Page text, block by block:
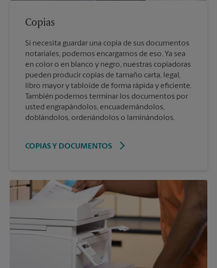
Copias
Si necesita guardar una copia de sus documentos
notariales, podemos encargarnos de eso. Ya sea
en color o en blanco y negro, nuestras copiadoras
pueden producir copias de tamaño carta, legal,
libro mayor y tabloide de forma rápida y eficiente.
También podemos terminar los documentos por
usted engrapándolos, encuadernándolos,
doblándolos, ordenándolos o laminándolos.
COPIAS Y DOCUMENTOS